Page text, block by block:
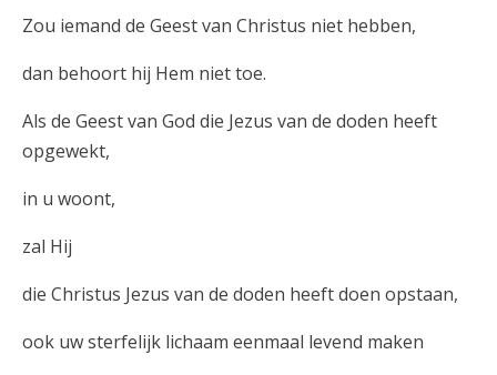
Zou iemand de Geest van Christus niet hebben,
dan behoort hij Hem niet toe.
Als de Geest van God die Jezus van de doden heeft
opgewekt,
in u woont,
zal Hij
die Christus Jezus van de doden heeft doen opstaan,
ook uw sterfelijk lichaam eenmaal levend maken